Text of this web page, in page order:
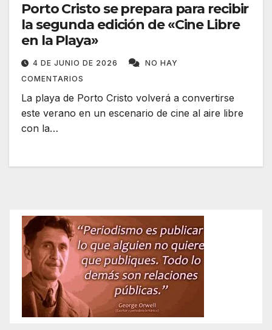
Porto Cristo se prepara para recibir
la segunda edición de «Cine Libre
en la Playa»
4 DE JUNIO DE 2026
NO HAY
COMENTARIOS
La playa de Porto Cristo volverá a convertirse
este verano en un escenario de cine al aire libre
con la…